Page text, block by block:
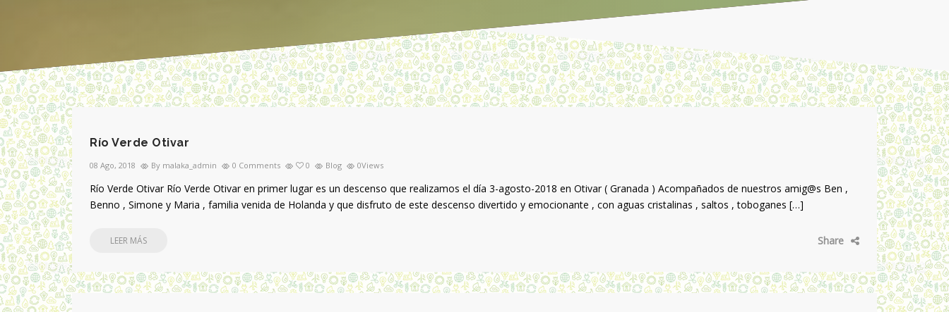
Río Verde Otivar
08 Ago, 2018 By malaka_admin 0 Comments 0 Blog 0Views
Río Verde Otivar Río Verde Otivar en primer lugar es un descenso que realizamos el día 3-agosto-2018 en Otivar ( Granada ) Acompañados de nuestros amig@s Ben ,
Benno , Simone y Maria , familia venida de Holanda y que disfruto de este descenso divertido y emocionante , con aguas cristalinas , saltos , toboganes […]
Share
LEER MÁS